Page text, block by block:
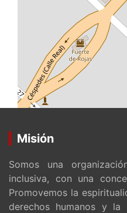
Misión
Somos una
inclusiva, con una
Promovemos la
derechos humanos y